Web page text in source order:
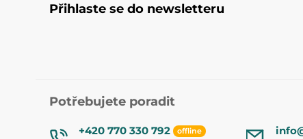
Přihlaste se do newsletteru
Potřebujete poradit
+420 770 330 792 offline